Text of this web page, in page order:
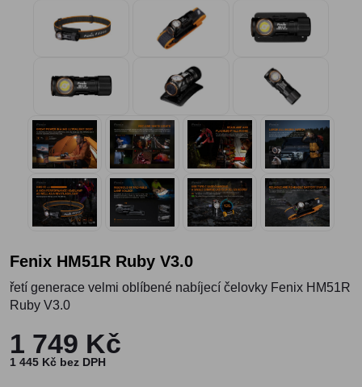
Fenix HM51R Ruby V3.0
řetí generace velmi oblíbené nabíjecí čelovky Fenix HM51R
Ruby V3.0
1 749 Kč
1 445 Kč bez DPH